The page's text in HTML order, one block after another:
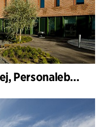
HOFOR Kløvermarksvej, Personalebygning & Pumpestation